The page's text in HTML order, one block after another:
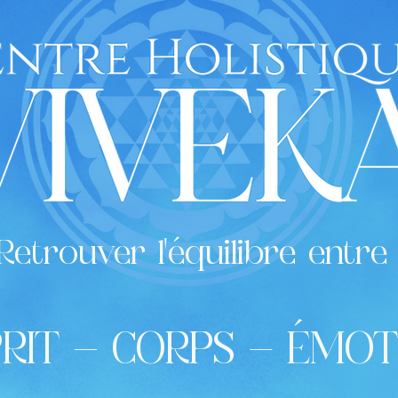
l'équilibre entre
- CORPS -